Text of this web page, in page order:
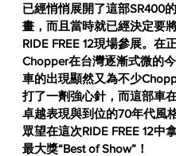
已經悄悄展開了這部SR400
畫，而且當時就已經決定要
RIDE FREE 12現場參展。在
Chopper在台灣逐漸式微的
車的出現顯然又為不少
打了一劑強心針，而這部車
卓越表現與到位的70年代風
眾望在這次RIDE FREE 12中
最大獎“Best of Show”！